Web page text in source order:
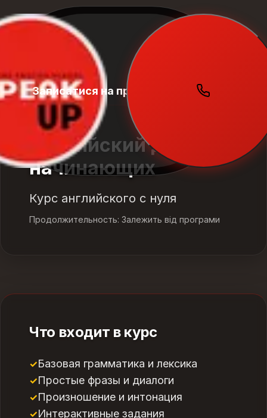
Записатися на пробний урок
Английский для
начинающих
Курс английского с нуля
Продолжительность: Залежить від програми
Что входит в курс
Базовая грамматика и лексика
Простые фразы и диалоги
Произношение и интонация
Интерактивные задания